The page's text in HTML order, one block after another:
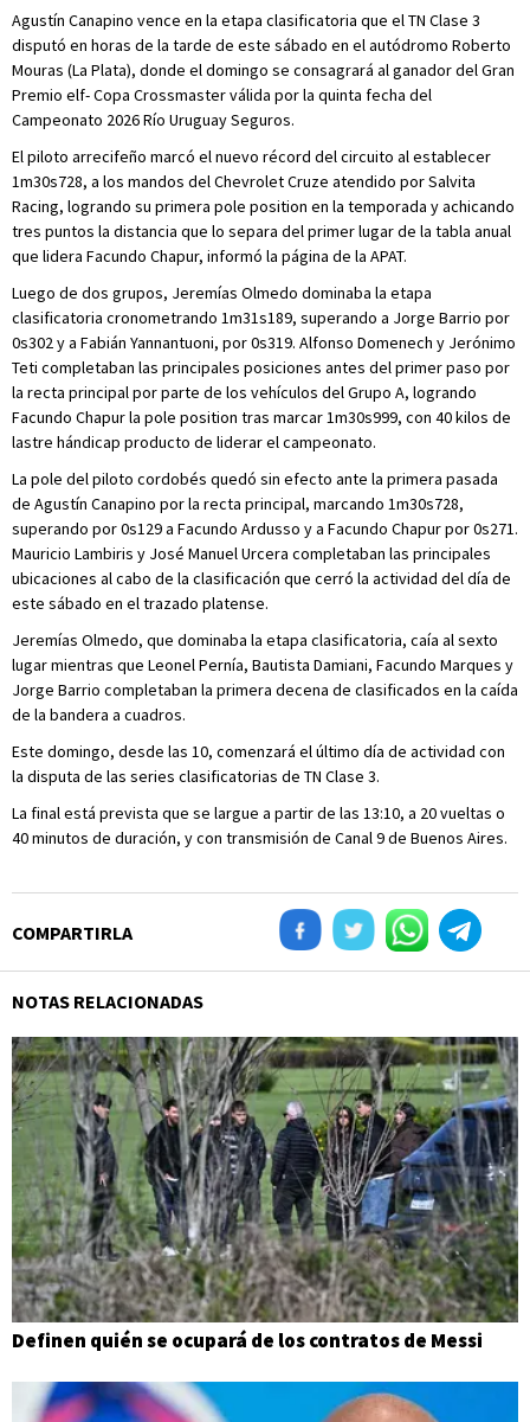
Agustín Canapino vence en la etapa clasificatoria que el TN Clase 3
disputó en horas de la tarde de este sábado en el autódromo Roberto
Mouras (La Plata), donde el domingo se consagrará al ganador del Gran
Premio elf- Copa Crossmaster válida por la quinta fecha del
Campeonato 2026 Río Uruguay Seguros.
El piloto arrecifeño marcó el nuevo récord del circuito al establecer
1m30s728, a los mandos del Chevrolet Cruze atendido por Salvita
Racing, logrando su primera pole position en la temporada y achicando
tres puntos la distancia que lo separa del primer lugar de la tabla anual
que lidera Facundo Chapur, informó la página de la APAT.
Luego de dos grupos, Jeremías Olmedo dominaba la etapa
clasificatoria cronometrando 1m31s189, superando a Jorge Barrio por
0s302 y a Fabián Yannantuoni, por 0s319. Alfonso Domenech y Jerónimo
Teti completaban las principales posiciones antes del primer paso por
la recta principal por parte de los vehículos del Grupo A, logrando
Facundo Chapur la pole position tras marcar 1m30s999, con 40 kilos de
lastre hándicap producto de liderar el campeonato.
La pole del piloto cordobés quedó sin efecto ante la primera pasada
de Agustín Canapino por la recta principal, marcando 1m30s728,
superando por 0s129 a Facundo Ardusso y a Facundo Chapur por 0s271.
Mauricio Lambiris y José Manuel Urcera completaban las principales
ubicaciones al cabo de la clasificación que cerró la actividad del día de
este sábado en el trazado platense.
Jeremías Olmedo, que dominaba la etapa clasificatoria, caía al sexto
lugar mientras que Leonel Pernía, Bautista Damiani, Facundo Marques y
Jorge Barrio completaban la primera decena de clasificados en la caída
de la bandera a cuadros.
Este domingo, desde las 10, comenzará el último día de actividad con
la disputa de las series clasificatorias de TN Clase 3.
La final está prevista que se largue a partir de las 13:10, a 20 vueltas o
40 minutos de duración, y con transmisión de Canal 9 de Buenos Aires.
COMPARTIRLA
NOTAS RELACIONADAS
Definen quién se ocupará de los contratos de Messi